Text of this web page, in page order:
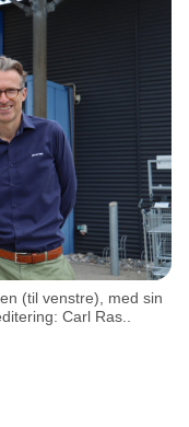
(til venstre), med sin
Carl Ras..